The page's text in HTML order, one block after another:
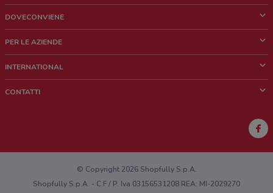
DOVECONVIENE
Chi siamo
Lavora con noi
PER LE AZIENDE
Richieste commerciali e marketing
INTERNATIONAL
CONTATTI
Hai un malfunzionamento sul web o sull'app?
© Copyright 2026 Shopfully S.p.A.
Shopfully S.p.A. - C.F / P. Iva 03156531208 REA: MI-2029270